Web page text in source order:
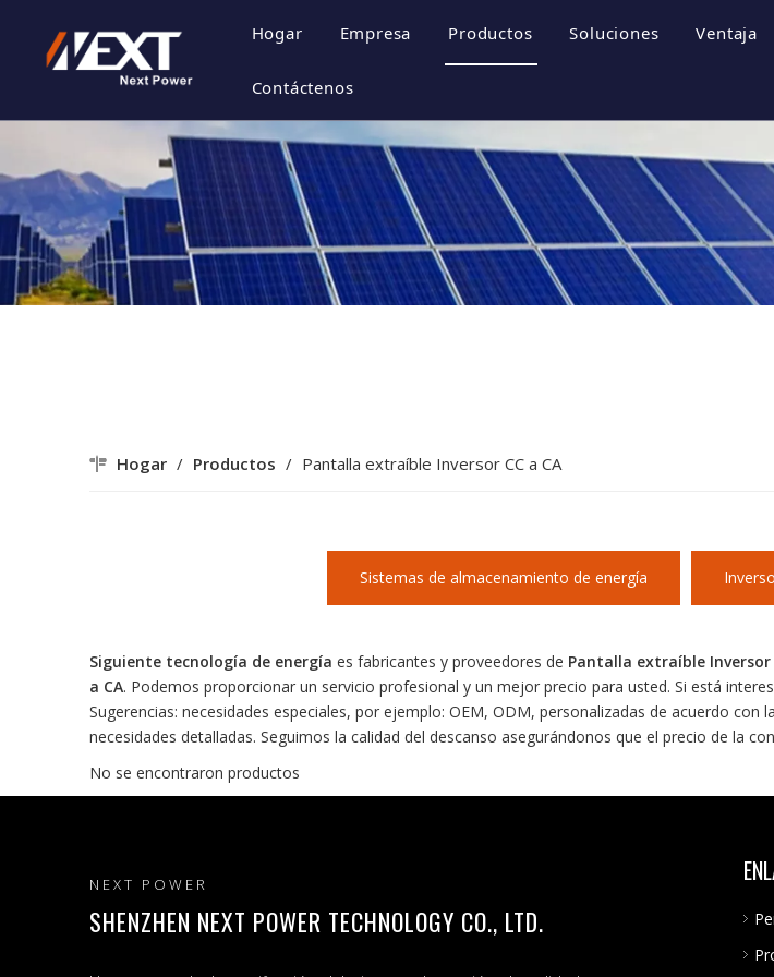
Hogar Empresa
Cultura de la empresa
Certificado de honor
Estilo de empresa
Productos
Sistema fotovoltaico
Soluciones Ventaja
Contáctenos
Hogar / Productos / Pantalla extraíble Inversor CC a CA
Sistemas de almacenamiento de energía
Siguiente tecnología de energía es fabricantes y proveedores de Pantalla extraíble Inversor
a CA. Podemos proporcionar un servicio profesional y un mejor precio para usted. Si está
Sugerencias: necesidades especiales, por ejemplo: OEM, ODM, personalizadas de acuerdo
necesidades detalladas. Seguimos la calidad del descanso asegurándonos que el precio de la
No se encontraron productos
NEXT POWER
SHENZHEN NEXT POWER TECHNOLOGY CO., LTD.